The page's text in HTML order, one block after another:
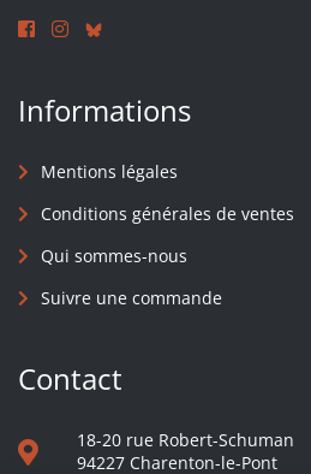
Informations
Mentions légales
Conditions générales de ventes
Qui sommes-nous
Suivre une commande
Contact
18-20 rue Robert-Schuman
94227 Charenton-le-Pont